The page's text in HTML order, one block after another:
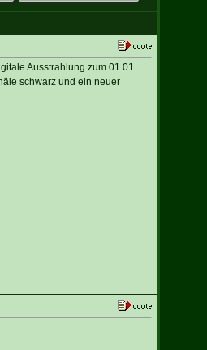
Ausstrahlung zum 01.01.
schwarz und ein neuer